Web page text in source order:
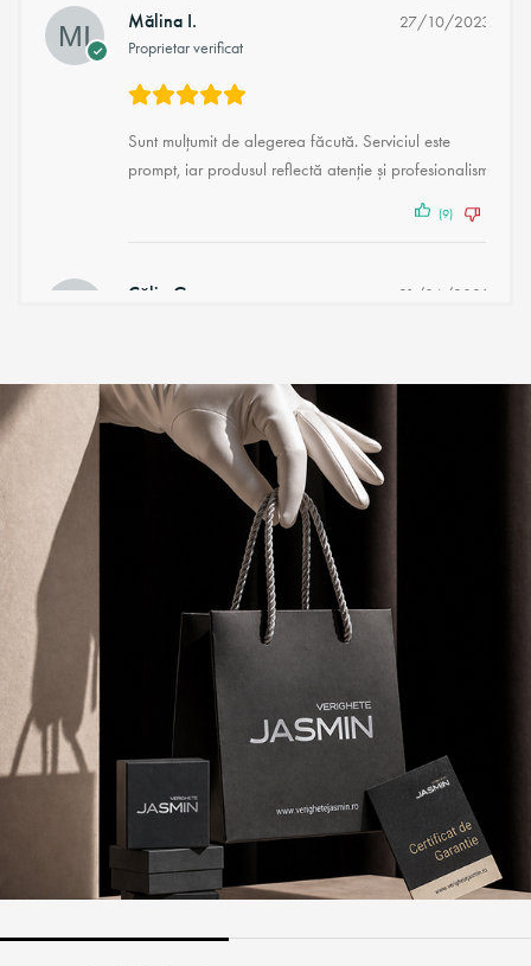
Mălina I.
Proprietar verificat
27/10/2023
Sunt mulțumit de alegerea făcută. Serviciul este
prompt, iar produsul reflectă atenție și profesionalism.
(9)
Călin G. 21/06/2020
Plata online a fost rapidă și sigură, fără complicații
inutile.